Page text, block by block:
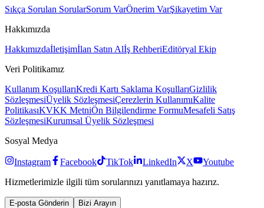
Sıkça Sorulan SorularSorum VarÖnerim VarŞikayetim Var
Hakkımızda
Hakkımızdaİletişimİlan Satın Alİş RehberiEditöryal Ekip
Veri Politikamız
Kullanım KoşullarıKredi Kartı Saklama KoşullarıGizlilik
SözleşmesiÜyelik SözleşmesiÇerezlerin KullanımıKalite
PolitikasıKVKK MetniÖn Bilgilendirme FormuMesafeli Satış
SözleşmesiKurumsal Üyelik Sözleşmesi
Sosyal Medya
Instagram Facebook TikTok LinkedIn X
Youtube
Hizmetlerimizle ilgili tüm sorularınızı yanıtlamaya hazırız.
E-posta Gönderin Bizi Arayın